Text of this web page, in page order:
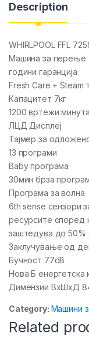
Description
WHIRLPOOL FFL
Машина за перење
години гаранција
Fresh Care + Steam
Капацитет 7кг
1200 вртежи минута
ЛЦД Дисплеј
Тајмер за
13 програми
Baby програма
30мин брза
Програма за волна
6th sense сензори
ресурсите според
заштедува до 50%
Заклучување од
Бучност 77dB
Нова Б енергетска
Димензии ВxШxД
Category: Машини
Related